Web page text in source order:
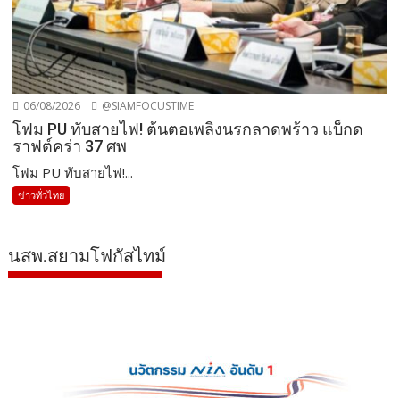
06/08/2026 @SIAMFOCUSTIME
โฟม PU ทับสายไฟ! ต้นตอเพลิงนรกลาดพร้าว แบ็กด
ราฟต์คร่า 37 ศพ
โฟม PU ทับสายไฟ!...
ข่าวทั่วไทย
นสพ.สยามโฟกัสไทม์